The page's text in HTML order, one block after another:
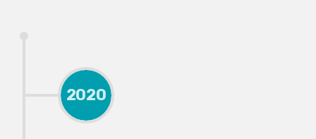
2020